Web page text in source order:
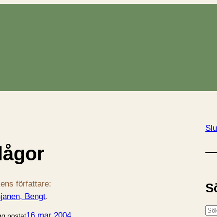
författare:
Bengt.
postat16 mar 2004
S